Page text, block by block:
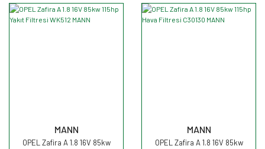
MANN
OPEL Zafira A 1.8 16V 85kw
MANN
OPEL Zafira A 1.8 16V 85kw